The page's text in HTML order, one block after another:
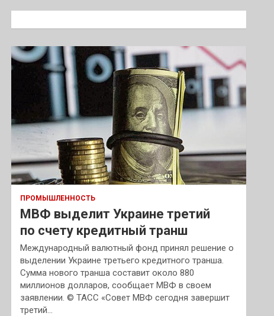
к
ПРОМЫШЛЕННОСТЬ
МВФ выделит Украине третий
по счету кредитный транш
Международный валютный фонд принял решение о
выделении Украине третьего кредитного транша.
Сумма нового транша составит около 880
миллионов долларов, сообщает МВФ в своем
заявлении. © ТАСС «Совет МВФ сегодня завершит
третий…